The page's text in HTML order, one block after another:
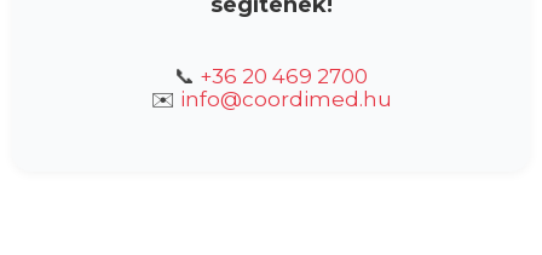
📞 +36 20 469 2700
✉️ info@coordimed.hu